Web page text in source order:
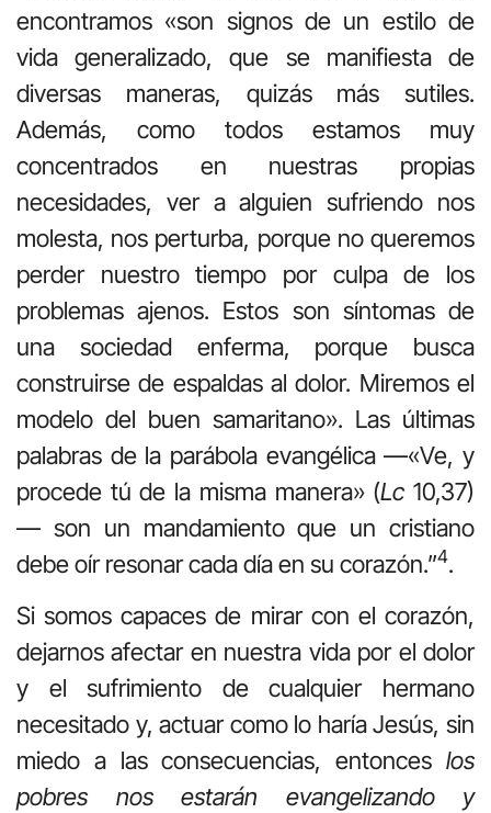
encontramos «son signos de un estilo de
vida generalizado, que se manifiesta de
diversas maneras, quizás más sutiles.
Además, como todos estamos muy
concentrados en nuestras propias
necesidades, ver a alguien sufriendo nos
molesta, nos perturba, porque no queremos
perder nuestro tiempo por culpa de los
problemas ajenos. Estos son síntomas de
una sociedad enferma, porque busca
construirse de espaldas al dolor. Miremos el
modelo del buen samaritano». Las últimas
palabras de la parábola evangélica —«Ve, y
procede tú de la misma manera» (Lc10,37)
— son un mandamiento que un cristiano
debe oír resonar cada día en su corazón.”4.
Si somos capaces de mirar con el corazón,
dejarnos afectar en nuestra vida por el dolor
y el sufrimiento de cualquier hermano
necesitado y, actuar como lo haría Jesús, sin
miedo a las consecuencias, entonces los
pobres nos estarán evangelizando y